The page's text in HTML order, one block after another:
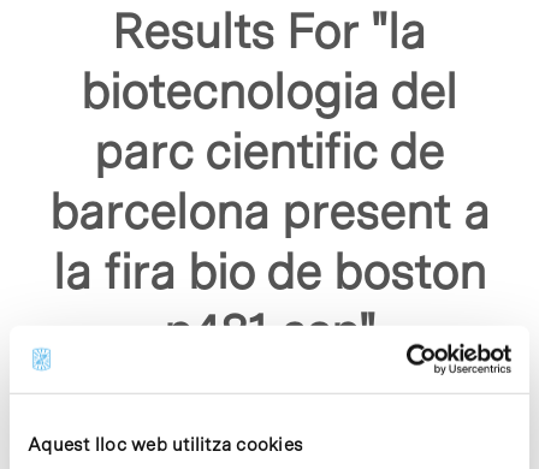
Aquest lloc web utilitza cookies
Results For "la
biotecnologia del
parc cientific de
barcelona present a
la fira bio de boston
p481 asp"